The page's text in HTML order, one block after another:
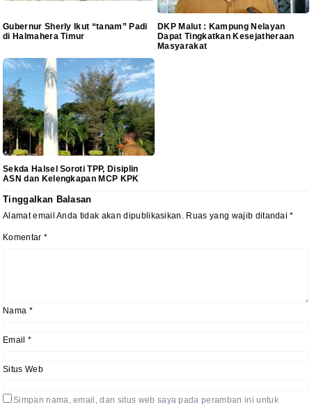
Gubernur Sherly Ikut “tanam” Padi
di Halmahera Timur
DKP Malut : Kampung Nelayan
Dapat Tingkatkan Kesejatheraan
Masyarakat
‎Sekda Halsel Soroti TPP, Disiplin
ASN dan Kelengkapan MCP KPK
Tinggalkan Balasan
Alamat email Anda tidak akan dipublikasikan. Ruas yang wajib ditandai*
Komentar *
Nama *
Email *
Situs Web
Simpan nama, email, dan situs web saya pada peramban ini untuk